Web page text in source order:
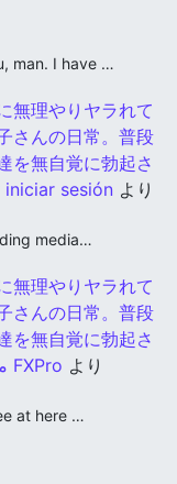
man. I have …
無理やりヤラれて
さんの日常。普段
を無自覚に勃起さ
iniciar sesión より
media…
無理やりヤラれて
さんの日常。普段
を無自覚に勃起さ
مراجعة FXPro より
at here …